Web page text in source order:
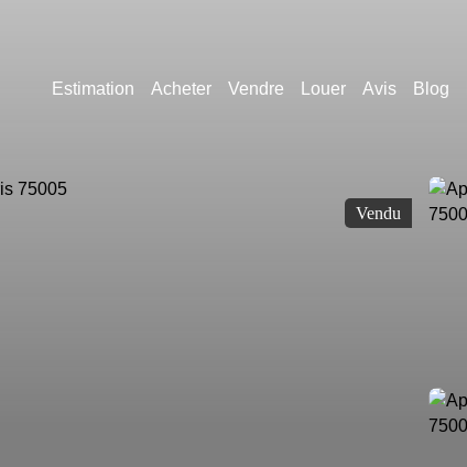
Estimation Acheter Vendre Louer Avis Blog
Vendu